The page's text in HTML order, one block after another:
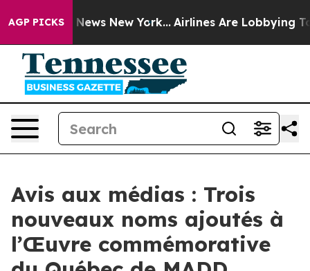
AGP PICKS
CBS News New York... Airlines Are Lobbying To
Avis aux médias : Trois
nouveaux noms ajoutés à
l’Œuvre commémorative